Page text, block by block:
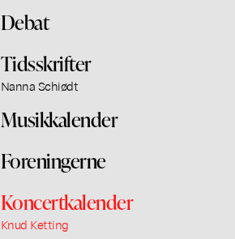
Debat
Tidsskrifter
Nanna Schiødt
Musikkalender
Foreningerne
Koncertkalender
Knud Ketting